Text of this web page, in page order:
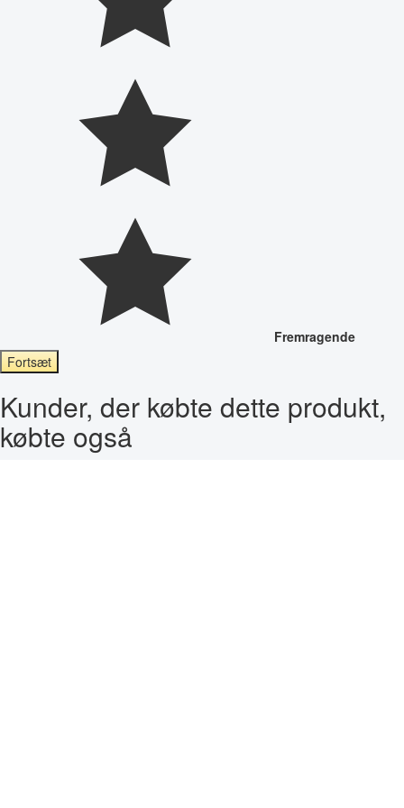
Fremragende
Fortsæt
Kunder, der købte dette produkt,
købte også